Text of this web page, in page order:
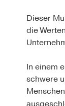
Dieser
die
In einem
schwere